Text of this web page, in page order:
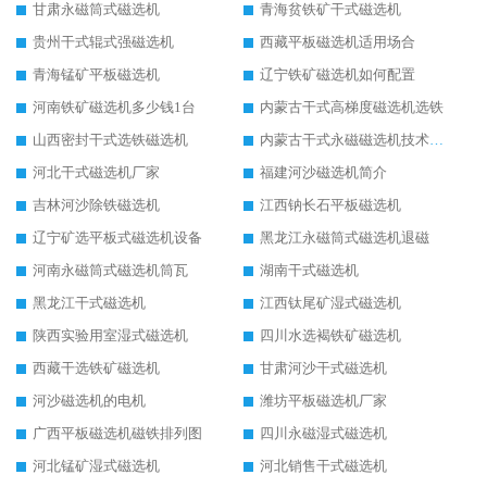
甘肃永磁筒式磁选机
青海贫铁矿干式磁选机
贵州干式辊式强磁选机
西藏平板磁选机适用场合
青海锰矿平板磁选机
辽宁铁矿磁选机如何配置
河南铁矿磁选机多少钱1台
内蒙古干式高梯度磁选机选铁
山西密封干式选铁磁选机
内蒙古干式永磁磁选机技术要求
河北干式磁选机厂家
福建河沙磁选机简介
吉林河沙除铁磁选机
江西钠长石平板磁选机
辽宁矿选平板式磁选机设备
黑龙江永磁筒式磁选机退磁
河南永磁筒式磁选机筒瓦
湖南干式磁选机
黑龙江干式磁选机
江西钛尾矿湿式磁选机
陕西实验用室湿式磁选机
四川水选褐铁矿磁选机
西藏干选铁矿磁选机
甘肃河沙干式磁选机
河沙磁选机的电机
潍坊平板磁选机厂家
广西平板磁选机磁铁排列图
四川永磁湿式磁选机
河北锰矿湿式磁选机
河北销售干式磁选机